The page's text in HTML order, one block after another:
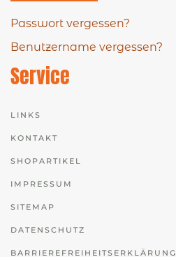
Passwort vergessen?
Benutzername vergessen?
Service
LINKS
KONTAKT
SHOPARTIKEL
IMPRESSUM
SITEMAP
DATENSCHUTZ
BARRIEREFREIHEITSERKLÄRUNG